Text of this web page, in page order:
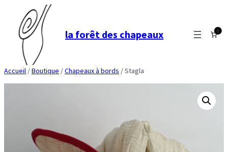
contenu
la forêt des chapeaux 0
Accueil /Boutique /Chapeaux à bords / Stagla